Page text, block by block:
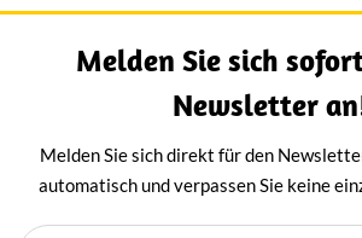
Melden Sie sich
Newsletter
Melden Sie sich direkt für den
automatisch und verpassen Sie keine